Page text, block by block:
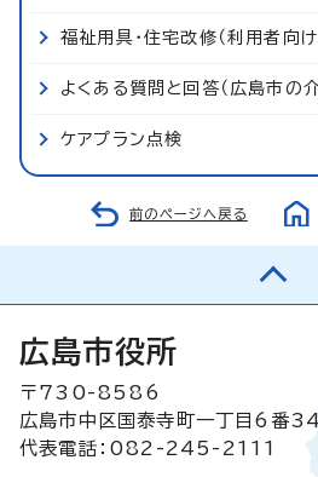
福祉用具・住宅改修（利用者向け
よくある質問と回答（広島市の
ケアプラン点検
前のページへ戻る
広島市役所
〒730-8586
広島市中区国泰寺町一丁目6番
代表電話：082-245-2111